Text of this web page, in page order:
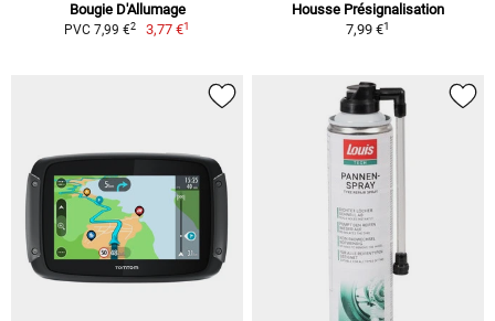
Bougie D'Allumage
PVC 7,99 €2 3,77 €1
Housse Présignalisation
7,99 €1